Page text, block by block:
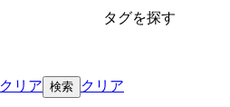
タグを探す
クリア クリア